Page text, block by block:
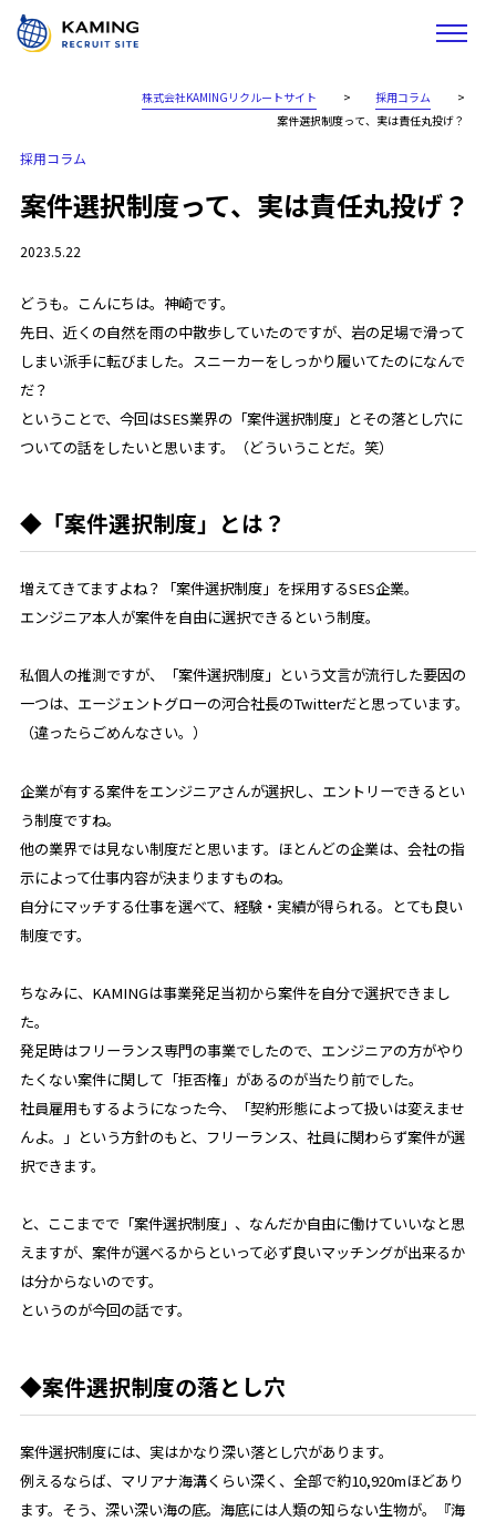
株式会社KAMINGリクルートサイト > 採用コラム
>
案件選択制度って、実は責任丸投げ？
採用コラム
案件選択制度って、実は責任丸投げ？
2023.5.22
どうも。こんにちは。神崎です。
先日、近くの自然を雨の中散歩していたのですが、岩の足場で滑って
しまい派手に転びました。スニーカーをしっかり履いてたのになんで
だ？
ということで、今回はSES業界の「案件選択制度」とその落とし穴に
ついての話をしたいと思います。（どういうことだ。笑）
◆「案件選択制度」とは？
増えてきてますよね？「案件選択制度」を採用するSES企業。
エンジニア本人が案件を自由に選択できるという制度。
私個人の推測ですが、「案件選択制度」という文言が流行した要因の
一つは、エージェントグローの河合社長のTwitterだと思っています。
（違ったらごめんなさい。）
企業が有する案件をエンジニアさんが選択し、エントリーできるとい
う制度ですね。
他の業界では見ない制度だと思います。ほとんどの企業は、会社の指
示によって仕事内容が決まりますものね。
自分にマッチする仕事を選べて、経験・実績が得られる。とても良い
制度です。
ちなみに、KAMINGは事業発足当初から案件を自分で選択できまし
た。
発足時はフリーランス専門の事業でしたので、エンジニアの方がやり
たくない案件に関して「拒否権」があるのが当たり前でした。
社員雇用もするようになった今、「契約形態によって扱いは変えませ
んよ。」という方針のもと、フリーランス、社員に関わらず案件が選
択できます。
と、ここまでで「案件選択制度」、なんだか自由に働けていいなと思
えますが、案件が選べるからといって必ず良いマッチングが出来るか
は分からないのです。
というのが今回の話です。
◆案件選択制度の落とし穴
案件選択制度には、実はかなり深い落とし穴があります。
例えるならば、マリアナ海溝くらい深く、全部で約10,920mほどあり
ます。そう、深い深い海の底。海底には人類の知らない生物が。『海